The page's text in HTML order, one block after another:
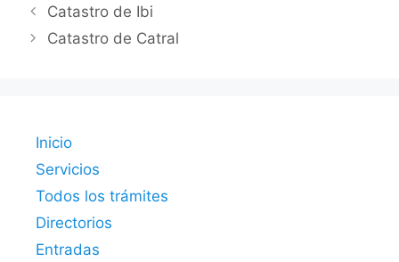
Catastro de Ibi
Catastro de Catral
Inicio
Servicios
Todos los trámites
Directorios
Entradas